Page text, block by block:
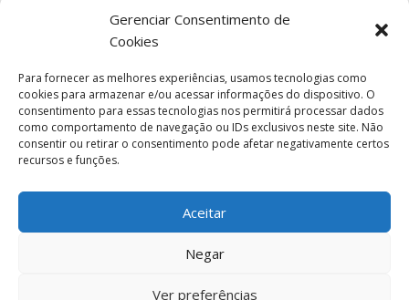
Gerenciar Consentimento de
Cookies
Para fornecer as melhores experiências, usamos tecnologias como
cookies para armazenar e/ou acessar informações do dispositivo. O
consentimento para essas tecnologias nos permitirá processar dados
como comportamento de navegação ou IDs exclusivos neste site. Não
consentir ou retirar o consentimento pode afetar negativamente certos
recursos e funções.
Aceitar
Negar
Ver preferências